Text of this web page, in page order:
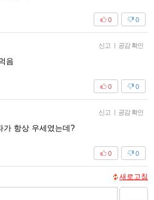
0
0
신고 | 공감 확인
음
0
0
신고 | 공감 확인
가 항상 우세였는데?
0
0
새로고침